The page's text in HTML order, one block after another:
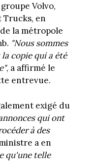
Volvo,
en
la métropole
"Nous sommes
copie qui a été
, a affirmé le
entrevue.
exigé du
qui ont
à des
a en
qu'une telle